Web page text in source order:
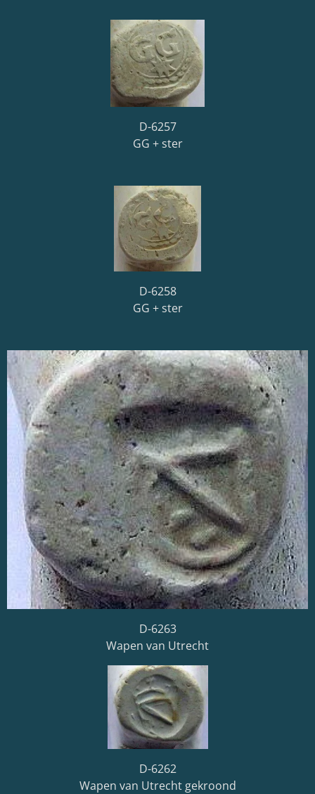
D-6257
GG + ster
D-6258
GG + ster
D-6263
Wapen van Utrecht
D-6262
Wapen van Utrecht gekroond